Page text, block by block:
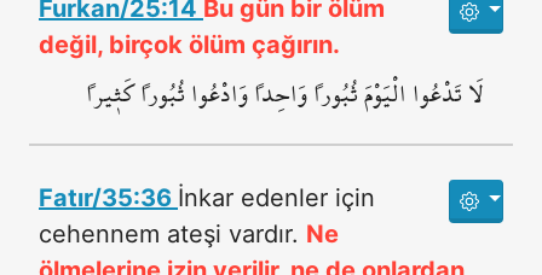
Furkan/25:14 Bu gün bir ölüm
değil, birçok ölüm çağırın.
لَا تَدْعُوا الْيَوْمَ ثُبُوراً وَاحِداً وَادْعُوا ثُبُوراً كَث۪يراً
Fatır/35:36 İnkar edenler için
cehennem ateşi vardır. Ne